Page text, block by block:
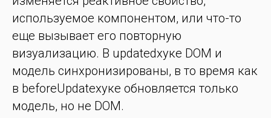
используемое компонентом, или что-то
еще вызывает его повторную
визуализацию. В updatedхуке DOM и
модель синхронизированы, в то время как
в beforeUpdateхуке обновляется только
модель, но не DOM.